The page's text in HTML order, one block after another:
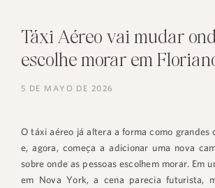
Táxi Aéreo vai mudar
escolhe morar em
5 DE MAYO DE 2026
O táxi aéreo já altera a forma como grandes
e, agora, começa a adicionar uma nova
sobre onde as pessoas escolhem morar. Em
em Nova York, a cena parecia futurista,